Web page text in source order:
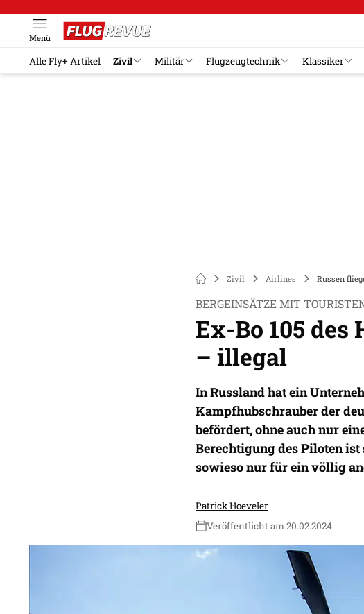
Menü
Alle Fly+ Artikel Zivil Militär Flugzeugtechnik Klassiker
Zivil Airlines Russen
BERGEINSÄTZE MIT
Ex-Bo 105
– illegal
In Russland hat ein
Kampfhubschrauber der
befördert, ohne auch nur
Berechtigung des Piloten
sowieso nur für ein völlig
Patrick Hoeveler
Veröffentlicht am 20.02.2024